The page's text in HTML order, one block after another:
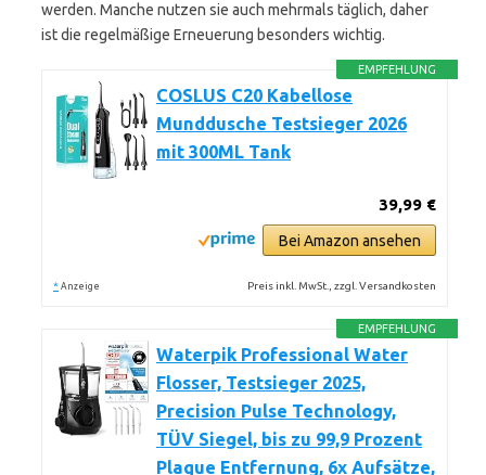
werden. Manche nutzen sie auch mehrmals täglich, daher
ist die regelmäßige Erneuerung besonders wichtig.
EMPFEHLUNG
COSLUS C20 Kabellose
Munddusche Testsieger 2026
mit 300ML Tank
39,99 €
Bei Amazon ansehen
* Anzeige Preis inkl. MwSt., zzgl. Versandkosten
EMPFEHLUNG
Waterpik Professional Water
Flosser, Testsieger 2025,
Precision Pulse Technology,
TÜV Siegel, bis zu 99,9 Prozent
Plaque Entfernung, 6x Aufsätze,